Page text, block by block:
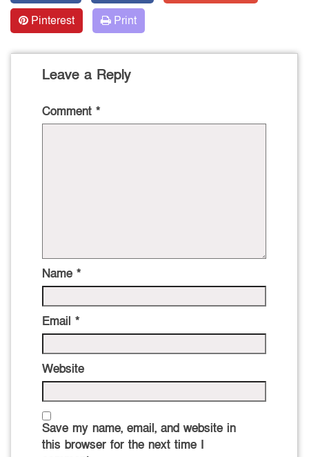
Pinterest
Print
Leave a Reply
Comment *
Name *
Email *
Website
Save my name, email, and website in
this browser for the next time I